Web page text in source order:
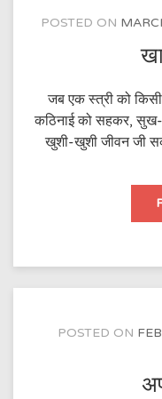
POSTED ON
जब एक स्त्री को
कठिनाई को सहकर,
खुशी-खुशी जीवन जी
POSTED ON